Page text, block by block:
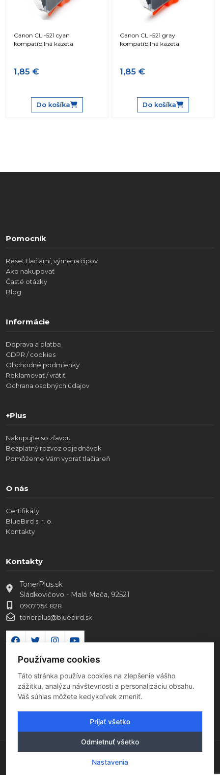
Canon CLI-521 cyan
kompatibilná kazeta
1,85 €
Do košíka
Canon CLI-521 gray
kompatibilná kazeta
1,85 €
Do košíka
Pomocník
Reset tlačiarní, výmena čipov
Ako nakupovať
Časté otázky
Blog
Informácie
Doprava a platba
GDPR / cookies
Obchodné podmienky
Reklamovať / vrátiť
Ochrana osobných údajov
+Plus
Nakupujte so zľavou
Bezplatný rozvoz objednávok
Pomôžeme Vám vybrať tlačiareň
O nás
Certifikáty
BlueBird s. r. o.
Kontakty
Kontakty
TonerPlus.sk
Sládkovičovo - Malá Mača, 92521
0907 754 828
tonerplus@bluebird.sk
Copyright 2026 Všetky práva vyhradené
Používame cookies
Táto stránka používa cookies na zlepšenie vášho
zážitku, analýzu návštevnosti a personalizáciu obsahu.
Váš súhlas môžete kedykoľvek zmeniť.
Prijať všetko
Odmietnuť všetko
Nastavenia